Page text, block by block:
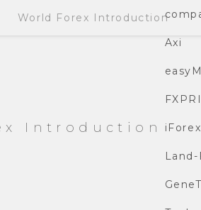
Introduction
Axi
iForex
Land-
World Forex Introduction